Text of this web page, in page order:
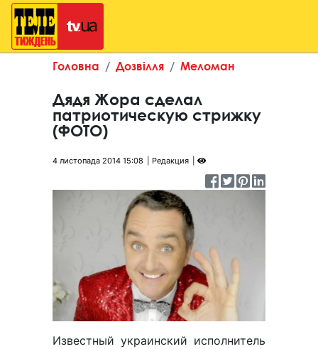
Головна Дозвілля Меломан
Дядя Жора сделал
патриотическую стрижку
(ФОТО)
4 листопада 2014 15:08 Редакция
Известный украинский исполнитель